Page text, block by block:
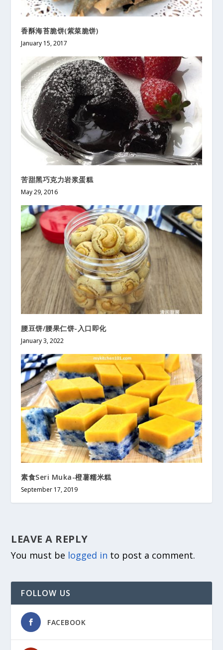
香酥海苔脆饼(紫菜脆饼)
January 15, 2017
苦甜黑巧克力岩浆蛋糕
May 29, 2016
腰豆饼/腰果仁饼-入口即化
January 3, 2022
素食Seri Muka-橙薯糯米糕
September 17, 2019
LEAVE A REPLY
You must be logged in to post a comment.
FOLLOW US
FACEBOOK